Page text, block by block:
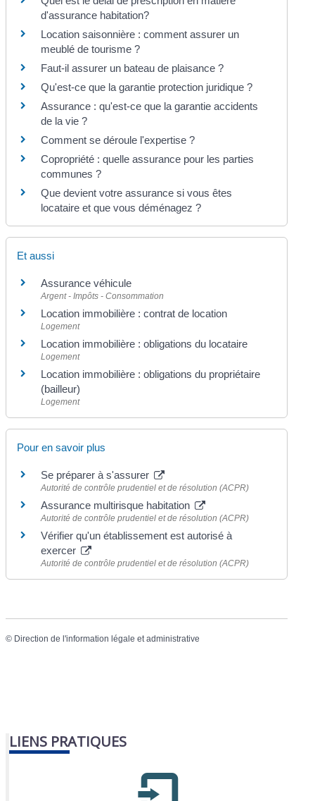
d'assurance habitation?
Location saisonnière : comment assurer un
meublé de tourisme ?
Faut-il assurer un bateau de plaisance ?
Qu'est-ce que la garantie protection juridique ?
Assurance : qu'est-ce que la garantie accidents
de la vie ?
Comment se déroule l'expertise ?
Copropriété : quelle assurance pour les parties
communes ?
Que devient votre assurance si vous êtes
locataire et que vous déménagez ?
Et aussi
Assurance véhicule
Argent - Impôts - Consommation
Location immobilière : contrat de location
Logement
Location immobilière : obligations du locataire
Logement
Location immobilière : obligations du propriétaire
(bailleur)
Logement
Pour en savoir plus
Se préparer à s'assurer
Autorité de contrôle prudentiel et de résolution (ACPR)
Assurance multirisque habitation
Autorité de contrôle prudentiel et de résolution (ACPR)
Vérifier qu'un établissement est autorisé à
exercer
Autorité de contrôle prudentiel et de résolution (ACPR)
© Direction de l'information légale et administrative
LIENS PRATIQUES